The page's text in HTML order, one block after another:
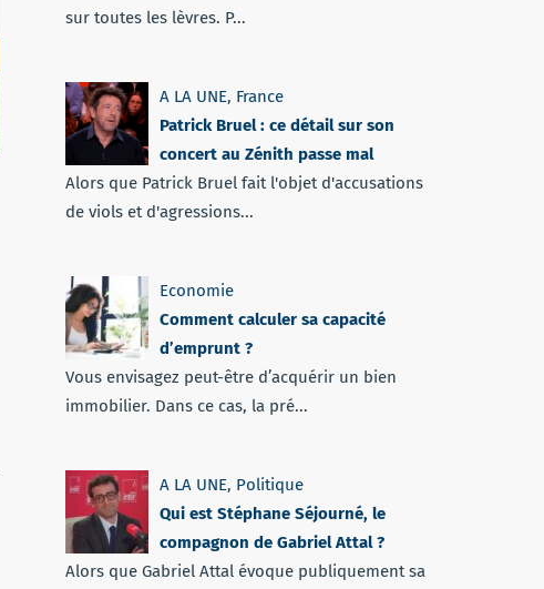
sur toutes les lèvres. P...
A LA UNE, France
Patrick Bruel : ce détail sur son
concert au Zénith passe mal
Alors que Patrick Bruel fait l'objet d'accusations
de viols et d'agressions...
Economie
Comment calculer sa capacité
d’emprunt ?
Vous envisagez peut-être d’acquérir un bien
immobilier. Dans ce cas, la pré...
A LA UNE, Politique
Qui est Stéphane Séjourné, le
compagnon de Gabriel Attal ?
Alors que Gabriel Attal évoque publiquement sa